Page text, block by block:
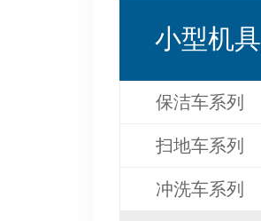
小型机具
保洁车系列
扫地车系列
冲洗车系列